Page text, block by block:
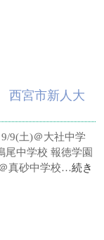
宮市新人大
9(土)＠大社中学
尾中学校 報徳学園
真砂中学校…続き